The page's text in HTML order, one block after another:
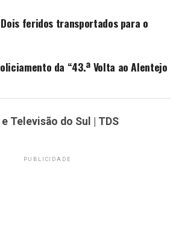
feridos transportados para o
da “43.ª Volta ao Alentejo
e Televisão do Sul | TDS
PUBLICIDADE